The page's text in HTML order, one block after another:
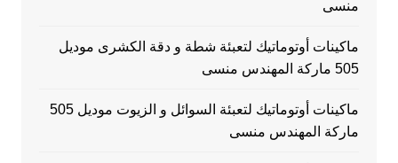
منسى
ماكينات أوتوماتيك لتعبئة شطة و دقة الكشرى موديل
505 ماركة المهندس منسى
ماكينات أوتوماتيك لتعبئة السوائل و الزيوت موديل 505
ماركة المهندس منسى